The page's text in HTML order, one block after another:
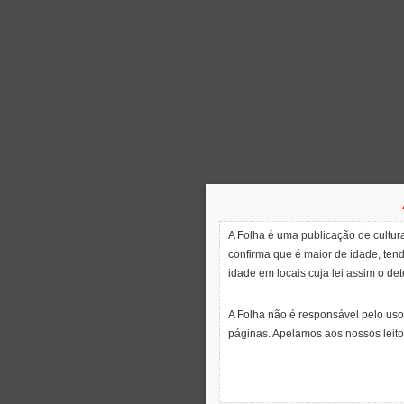
A Folha é uma publicação de
confirma que é maior de idade,
idade em locais cuja lei assim o
A Folha não é responsável pelo
páginas. Apelamos aos nossos